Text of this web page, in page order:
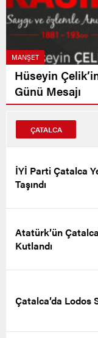
MANŞET
Hüseyin
Günü Mesajı
ÇATALCA
İYİ Parti Çatalca
Taşındı
Atatürk’ün
Kutlandı
Çatalca’da Lodos